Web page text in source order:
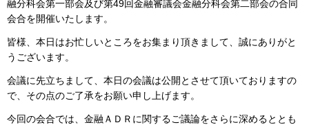
融分科会第一部会及び第49回金融審議会金融分科会第二部会の合同
会合を開催いたします。
皆様、本日はお忙しいところをお集まり頂きまして、誠にありがと
うございます。
会議に先立ちまして、本日の会議は公開とさせて頂いておりますの
で、その点のご了承をお願い申し上げます。
今回の会合では、金融ＡＤＲに関するご議論をさらに深めるととも